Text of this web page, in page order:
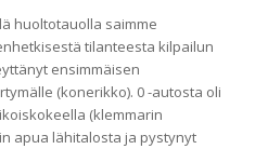
huoltotauolla saimme
tilanteesta kilpailun
ensimmäisen
(konerikko). 0 -autosta oli
(klemmarin
apua lähitalosta ja pystynyt